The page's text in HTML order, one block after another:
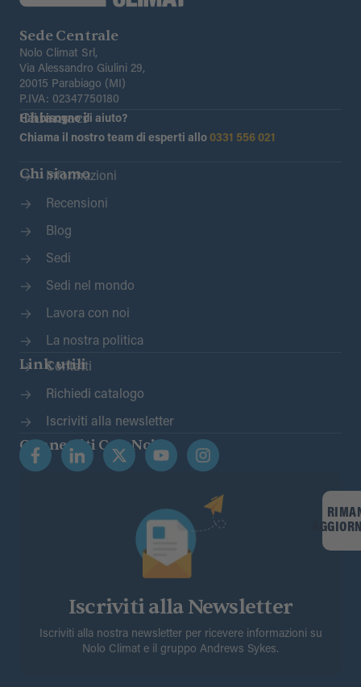
Sede Centrale
Nolo Climat Srl,
Via Alessandro Giulini 29,
20015 Parabiago (MI)
P.IVA: 02347750180
Chiamaci
Hai bisogno di aiuto?
Chiama il nostro team di esperti allo 0331 556 021
Chi siamo
Informazioni
Recensioni
Blog
Sedi
Sedi nel mondo
Lavora con noi
La nostra politica
Link utili
Contatti
Richiedi catalogo
Iscriviti alla newsletter
Connettiti Con Noi
Iscriviti alla Newsletter
Iscriviti alla nostra newsletter per ricevere informazioni su
Nolo Climat e il gruppo Andrews Sykes.